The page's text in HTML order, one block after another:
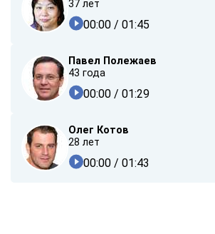
37 лет
00:00 / 01:45
Павел Полежаев
43 года
00:00 / 01:29
Олег Котов
28 лет
00:00 / 01:43